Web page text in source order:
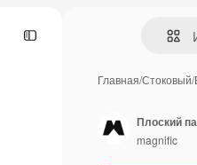
Главная/Стоковый/
Плоский
magnific